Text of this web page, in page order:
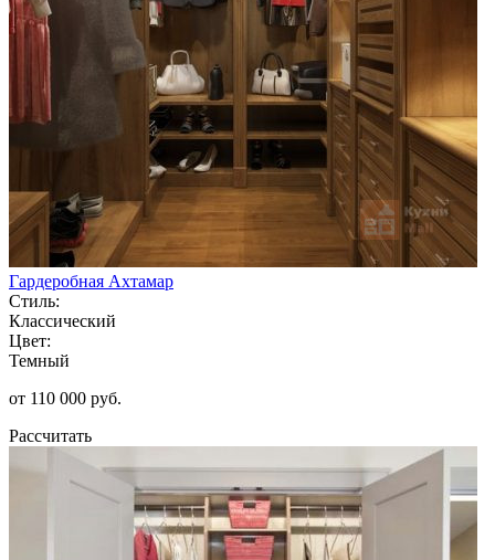
Гардеробная Ахтамар
Стиль:
Классический
Цвет:
Темный
от 110 000 руб.
Рассчитать